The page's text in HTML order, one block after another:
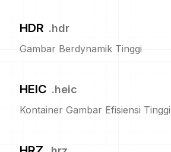
HDR .hdr
Gambar Berdynamik Tinggi
HEIC .heic
Kontainer Gambar Efisiensi Tinggi